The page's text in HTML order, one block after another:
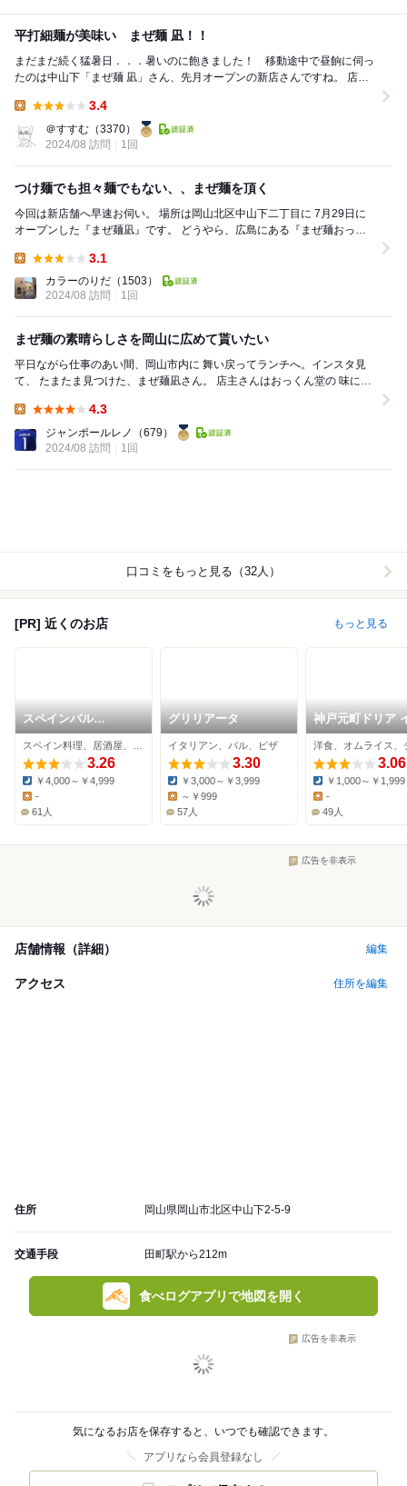
平打細麺が美味い まぜ麺 凪！！
まだまだ続く猛暑日．．．暑いのに飽きました！ 移動途中で昼餉に伺っ
たのは中山下「まぜ麺 凪」さん、先月オープンの新店さんですね。 店内
3.4
＠すすむ （3370）
2024/08 訪問
1回
つけ麺でも担々麺でもない、、まぜ麺を頂く
今回は新店舗へ早速お伺い。 場所は岡山北区中山下二丁目に 7月29日に
オープンした『まぜ麺凪』です。 どうやら、広島にある『まぜ麺おっく
3.1
カラーのりだ （1503）
2024/08 訪問
1回
まぜ麺の素晴らしさを岡山に広めて貰いたい
平日ながら仕事のあい間、岡山市内に 舞い戻ってランチへ。インスタ見
て、 たまたま見つけた、まぜ麺凪さん。 店主さんはおっくん堂の 味に惚
4.3
ジャンポールレノ
（679）
2024/08 訪問
1回
口コミをもっと見る（32人）
[PR] 近くのお店 もっと見る
スペインバル
KuraKura
3.26
Dinner:
￥4,000～￥4,999
Lunch:
-
61人
グリリアータ
イタリアン、バル、ピザ
3.30
Dinner:
￥3,000～￥3,999
Lunch:
～￥999
57人
神戸元町ドリア
ンモール岡山店
3.06
Dinner:
￥1,000～￥1,999
Lunch:
-
49人
広告を非表示
店舗情報（詳細） 編集
アクセス 住所を編集
住所 岡山県岡山市北区中山下2-5-9
交通手段 田町駅から212m
食べログアプリで地図を開く
広告を非表示
気になるお店を保存すると、いつでも確認できます。
アプリなら会員登録なし